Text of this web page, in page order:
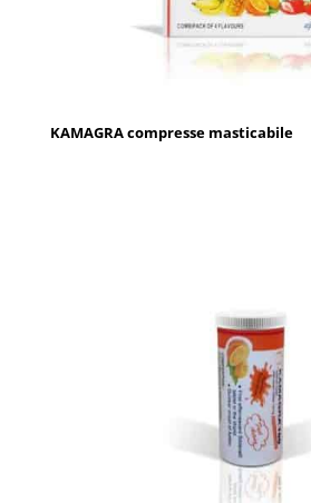
KAMAGRA compresse masticabile